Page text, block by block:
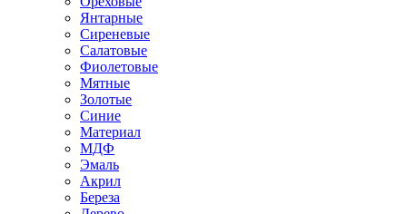
Янтарные
Сиреневые
Салатовые
Фиолетовые
Мятные
Золотые
Синие
Материал
МДФ
Эмаль
Акрил
Береза